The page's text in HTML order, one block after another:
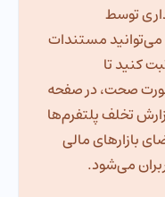
توسط
می‌توانید مستندات
کنید تا
صحت، در صفحه
تخلف پلتفرم‌ها
بازارهای مالی
می‌شود.